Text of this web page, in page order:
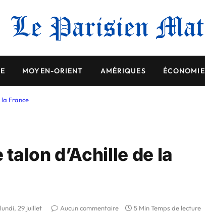
MOYEN-ORIENT AMÉRIQUES ÉCONOMIE
la France
d’Achille de la
lundi, 29 juillet Aucun commentaire 5 Min Temps de lecture